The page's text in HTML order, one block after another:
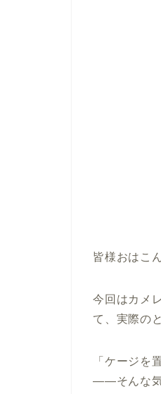
皆様おはこ
今回はカメ
て、実際の
「ケージを
——そんな気